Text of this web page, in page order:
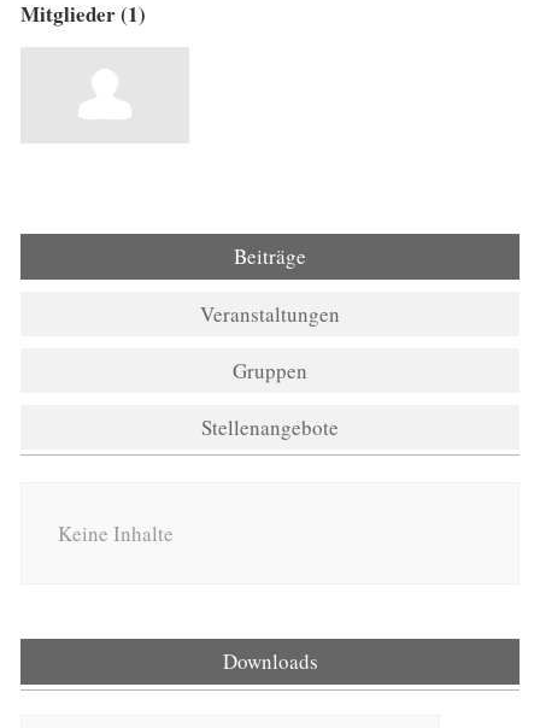
Mitglieder (1)
Beiträge
Veranstaltungen
Gruppen
Stellenangebote
Keine Inhalte
Downloads